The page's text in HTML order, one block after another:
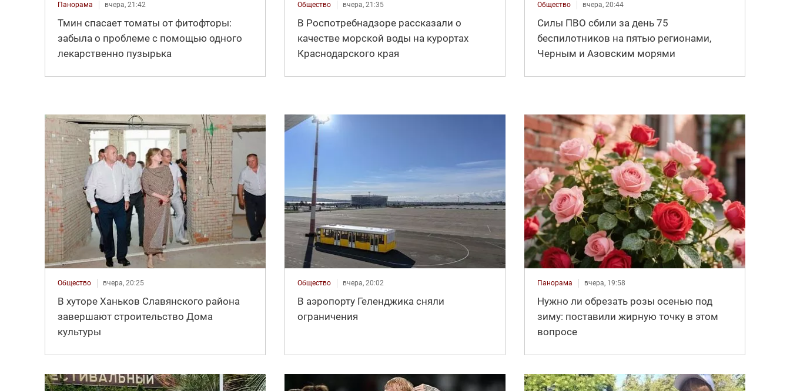
Панорама вчера, 21:42
Тмин спасает томаты от фитофторы:
забыла о проблеме с помощью одного
лекарственно пузырька
Общество вчера, 21:35
В Роспотребнадзоре рассказали о
качестве морской воды на курортах
Краснодарского края
Общество вчера, 20:44
Силы ПВО сбили за день 75
беспилотников на пятью регионами,
Черным и Азовским морями
Общество вчера, 20:25
В хуторе Ханьков Славянского района
завершают строительство Дома
культуры
Общество вчера, 20:02
В аэропорту Геленджика сняли
ограничения
Панорама вчера, 19:58
Нужно ли обрезать розы осенью под
зиму: поставили жирную точку в этом
вопросе